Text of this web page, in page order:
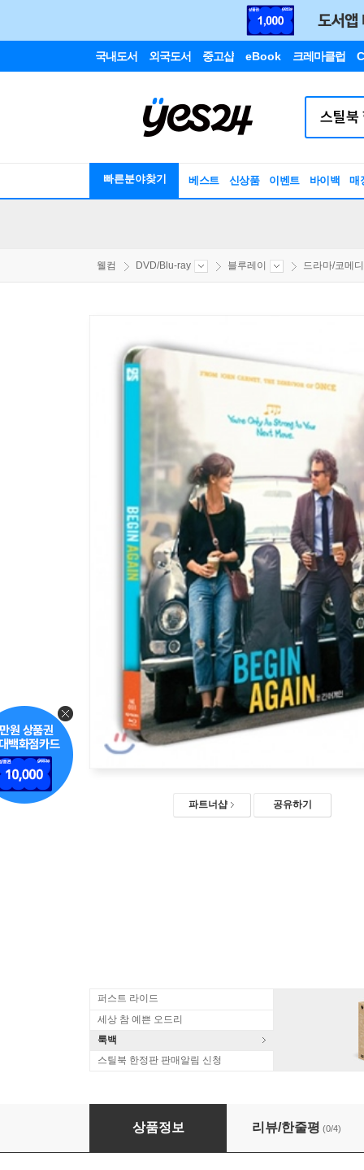
국내도서 외국도서 중고샵 eBook 크레마클럽
빠른분야찾기 베스트 신상품 이벤트 바이백 매
웰컴 DVD/Blu-ray 블루레이 드라마/코메
파트너샵 공유하기
퍼스트 라이드
세상 참 예쁜 오드리
룩백
스틸북 한정판 판매알림 신청
비긴 어게인 (스틸북 쿼터슬립 A 한정판) : 블루
상품정보 리뷰/한줄평 (0/4)